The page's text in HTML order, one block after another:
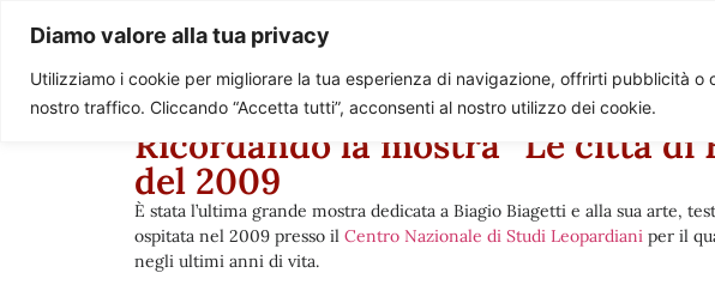
Diamo valore alla tua privacy
Utilizziamo i cookie per migliorare la tua esperienza di navigazione, offrirti pubblicità o
nostro traffico. Cliccando “Accetta tutti”, acconsenti al nostro utilizzo dei cookie.
Paolo Ondarza
Ricordando la mostra “Le città di
del 2009
È stata l’ultima grande mostra dedicata a Biagio Biagetti e alla sua arte,
ospitata nel 2009 presso il Centro Nazionale di Studi Leopardiani per il
negli ultimi anni di vita.